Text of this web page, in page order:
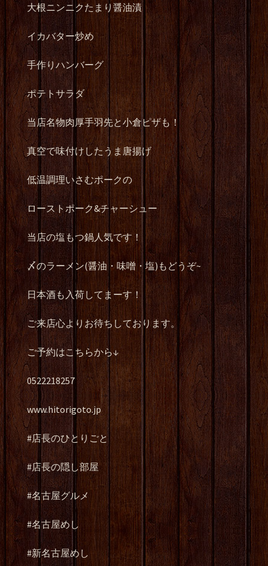
大根ニンニクたまり醤油漬
イカバター炒め
手作りハンバーグ
ポテトサラダ
当店名物肉厚手羽先と小倉ピザも！
真空で味付けしたうま唐揚げ
低温調理いさむポークの
ローストポーク&チャーシュー
当店の塩もつ鍋人気です！
〆のラーメン(醤油・味噌・塩)もどうぞ~
日本酒も入荷してまーす！
ご来店心よりお待ちしております。
ご予約はこちらから↓
0522218257
www.hitorigoto.jp
#店長のひとりごと
#店長の隠し部屋
#名古屋グルメ
#名古屋めし
#新名古屋めし